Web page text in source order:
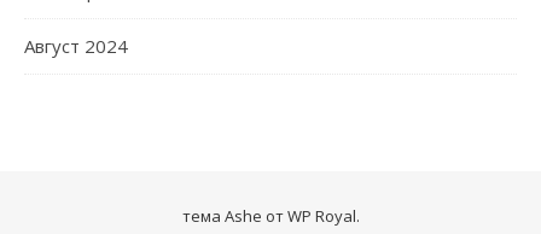
Август 2024
тема Ashe отWP Royal.